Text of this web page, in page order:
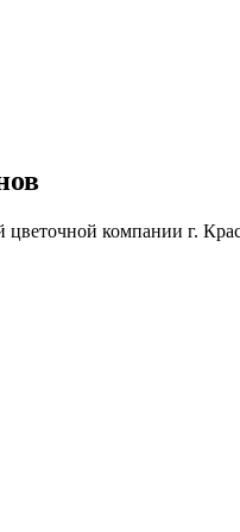
компании г.